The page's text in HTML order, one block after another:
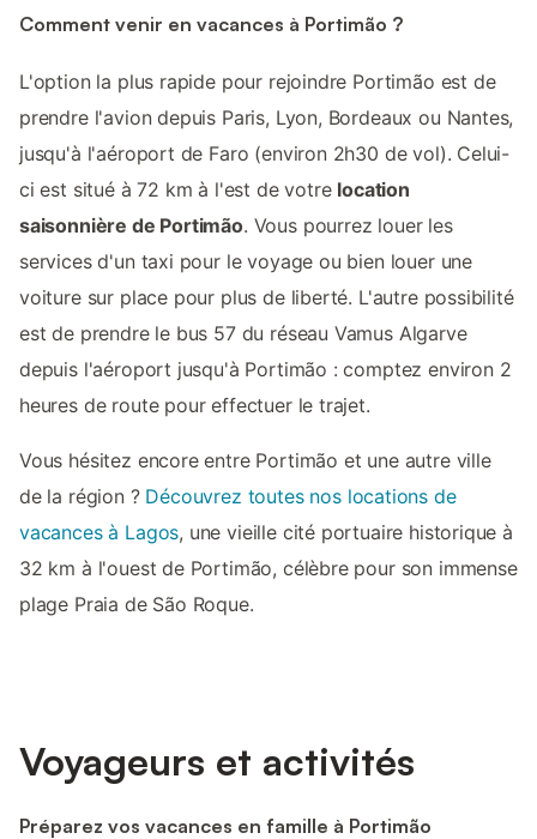
Comment venir en vacances à Portimão ?
L'option la plus rapide pour rejoindre Portimão est de
prendre l'avion depuis Paris, Lyon, Bordeaux ou Nantes,
jusqu'à l'aéroport de Faro (environ 2h30 de vol). Celui-
ci est situé à 72 km à l'est de votre location
saisonnière de Portimão. Vous pourrez louer les
services d'un taxi pour le voyage ou bien louer une
voiture sur place pour plus de liberté. L'autre possibilité
est de prendre le bus 57 du réseau Vamus Algarve
depuis l'aéroport jusqu'à Portimão : comptez environ 2
heures de route pour effectuer le trajet.
Vous hésitez encore entre Portimão et une autre ville
de la région ? Découvrez toutes nos locations de
vacances à Lagos, une vieille cité portuaire historique à
32 km à l'ouest de Portimão, célèbre pour son immense
plage Praia de São Roque.
Voyageurs et activités
Préparez vos vacances en famille à Portimão